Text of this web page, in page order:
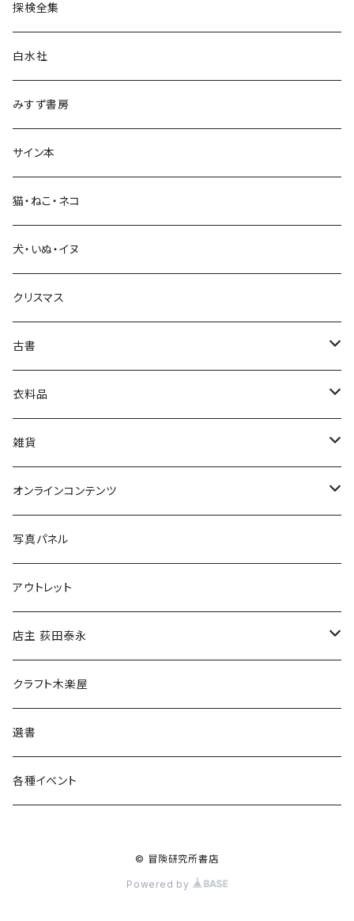
言語・ことば
生活・暮らし
芸術・絵画・写真
絵本・児童書
娯楽・エンターテインメント
探検全集
白水社
みすず書房
サイン本
猫・ねこ・ネコ
犬・いぬ・イヌ
クリスマス
古書
古書セット
美術
衣料品
POLEWARDS
Tシャツ
雑貨
バッグ
ブックカバー
マグカップ
傘
食料品
その他
オンラインコンテンツ
冒険クロストーク
写真パネル
アウトレット
店主 荻田泰永
書籍
ウェア
クラフト木楽屋
選書
各種イベント
© 冒険研究所書店
Powered by